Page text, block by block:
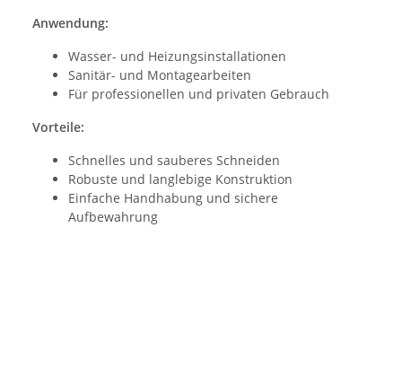
Anwendung:
Wasser- und Heizungsinstallationen
Sanitär- und Montagearbeiten
Für professionellen und privaten Gebrauch
Vorteile:
Schnelles und sauberes Schneiden
Robuste und langlebige Konstruktion
Einfache Handhabung und sichere
Aufbewahrung